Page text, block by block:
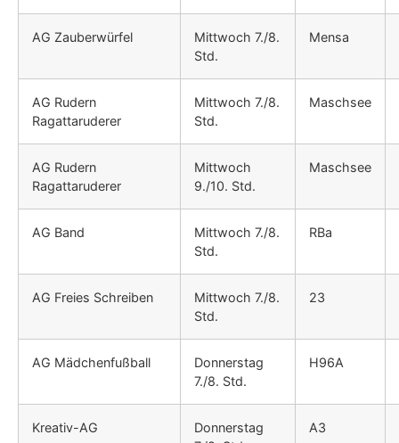
AG Zauberwürfel
Mittwoch 7./8.
Std.
Mensa
AG Rudern
Ragattaruderer
Mittwoch 7./8.
Std.
Maschsee
AG Rudern
Ragattaruderer
Mittwoch
9./10. Std.
Maschsee
AG Band
Mittwoch 7./8.
Std.
RBa
AG Freies Schreiben
Mittwoch 7./8.
Std.
23
AG Mädchenfußball
Donnerstag
7./8. Std.
H96A
Kreativ-AG
Donnerstag
A3